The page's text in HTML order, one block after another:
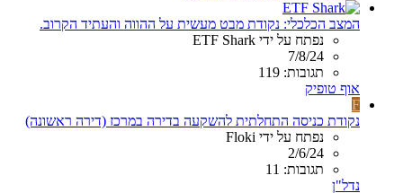
המצב הכלכלי: נקודת מבט מעשית על ההווה והעתיד הקרוב.
נפתח על ידי ETF Shark
7/8/24
תגובות: 119
אוף טופיק
F
נקודת כניסה התחלתית להשקעה בדירה במרכז (דירה ראשונה)
נפתח על ידי Floki
2/6/24
תגובות: 11
נדל"ן